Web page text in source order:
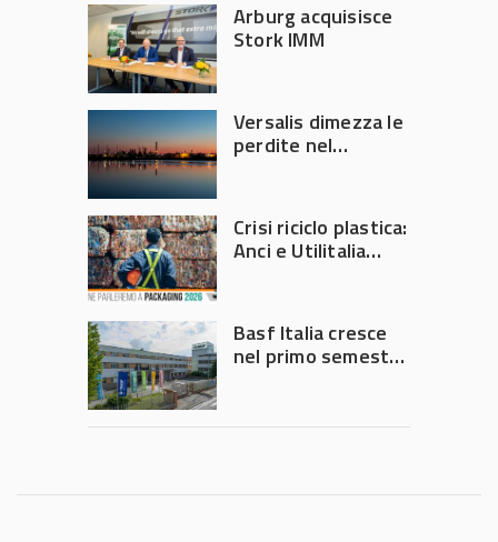
Arburg acquisisce
Stork IMM
Versalis dimezza le
perdite nel
Crisi riciclo plastica:
Anci e Utilitalia
Governo
Basf Italia cresce
nel primo semestre